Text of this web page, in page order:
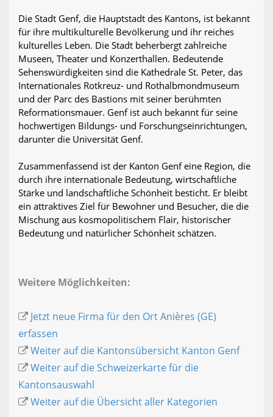
Die Stadt Genf, die Hauptstadt des Kantons, ist bekannt
für ihre multikulturelle Bevölkerung und ihr reiches
kulturelles Leben. Die Stadt beherbergt zahlreiche
Museen, Theater und Konzerthallen. Bedeutende
Sehenswürdigkeiten sind die Kathedrale St. Peter, das
Internationales Rotkreuz- und Rothalbmondmuseum
und der Parc des Bastions mit seiner berühmten
Reformationsmauer. Genf ist auch bekannt für seine
hochwertigen Bildungs- und Forschungseinrichtungen,
darunter die Universität Genf.
Zusammenfassend ist der Kanton Genf eine Region, die
durch ihre internationale Bedeutung, wirtschaftliche
Stärke und landschaftliche Schönheit besticht. Er bleibt
ein attraktives Ziel für Bewohner und Besucher, die die
Mischung aus kosmopolitischem Flair, historischer
Bedeutung und natürlicher Schönheit schätzen.
Weitere Möglichkeiten:
Jetzt neue Firma für den Ort Anières (GE)
erfassen
Weiter auf die Kantonsübersicht Kanton Genf
Weiter auf die Schweizerkarte für die
Kantonsauswahl
Weiter auf die Übersicht aller Kategorien